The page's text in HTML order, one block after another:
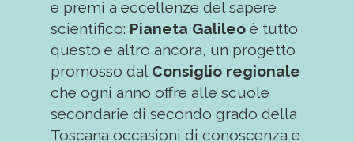
e premi a eccellenze del sapere
scientifico: Pianeta Galileoè tutto
questo e altro ancora, un progetto
promosso dal Consiglio regionale
che ogni anno offre alle scuole
secondarie di secondo grado della
Toscana occasioni di conoscenza e